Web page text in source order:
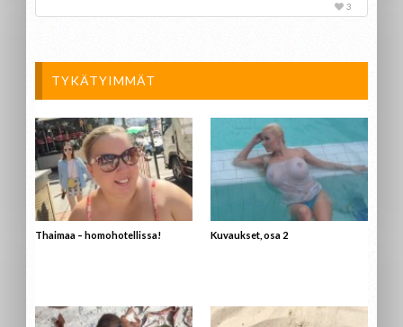
3
TYKÄTYIMMÄT
Thaimaa – homohotellissa! Kuvaukset, osa 2